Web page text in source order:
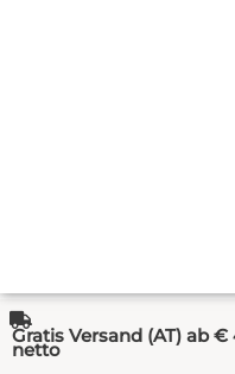
Gratis Versand (AT) ab
netto